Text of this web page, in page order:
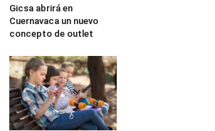
Gicsa abrirá en
Cuernavaca un nuevo
concepto de outlet